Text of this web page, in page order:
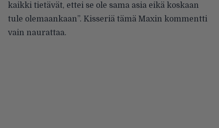
kaikki tietävät, ettei se ole sama asia eikä koskaan
tule olemaankaan”. Kisseriä tämä Maxin kommentti
vain naurattaa.